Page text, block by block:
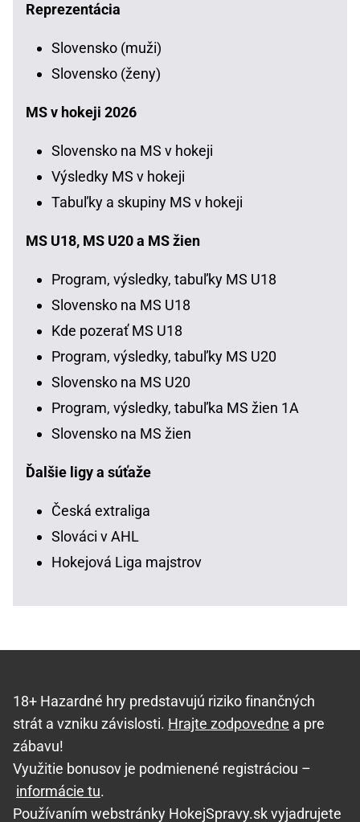
Reprezentácia
Slovensko (muži)
Slovensko (ženy)
MS v hokeji 2026
Slovensko na MS v hokeji
Výsledky MS v hokeji
Tabuľky a skupiny MS v hokeji
MS U18, MS U20 a MS žien
Program, výsledky, tabuľky MS U18
Slovensko na MS U18
Kde pozerať MS U18
Program, výsledky, tabuľky MS U20
Slovensko na MS U20
Program, výsledky, tabuľka MS žien 1A
Slovensko na MS žien
Ďalšie ligy a súťaže
Česká extraliga
Slováci v AHL
Hokejová Liga majstrov
18+ Hazardné hry predstavujú riziko finančných
strát a vzniku závislosti. Hrajte zodpovedne a pre
zábavu!
Využitie bonusov je podmienené registráciou –
informácie tu.
Používaním webstránky HokejSpravy.sk vyjadrujete